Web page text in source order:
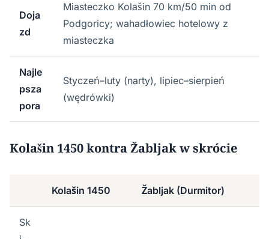
Doja
zd
Miasteczko Kolašin 70 km/50 min od
Podgoricy; wahadłowiec hotelowy z
miasteczka
Najle
psza
pora
Styczeń–luty (narty), lipiec–sierpień
(wędrówki)
Kolašin 1450 kontra Žabljak w skrócie
Kolašin 1450 Žabljak (Durmitor)
Sk